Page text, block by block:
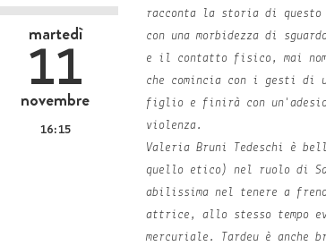
martedì
11
novembre
16:15
racconta la storia di
con una morbidezza di
e il contatto fisico, mai
che comincia con i gesti di
figlio e finirà con
violenza.
Valeria Bruni Tedeschi è
quello etico) nel ruolo di
abilissima nel tenere a
attrice, allo stesso tempo
mercuriale. Tardeu è